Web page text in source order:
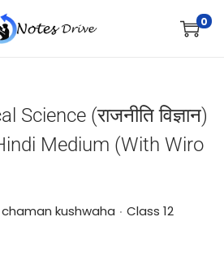
0
(राजनीति विज्ञान)
Medium (With Wiro
chaman kushwaha . Posted in
Class 12